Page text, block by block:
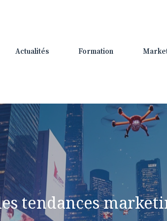
Actualités Formation
tendances